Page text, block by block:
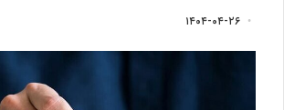
۱۴۰۴-۰۴-۲۶